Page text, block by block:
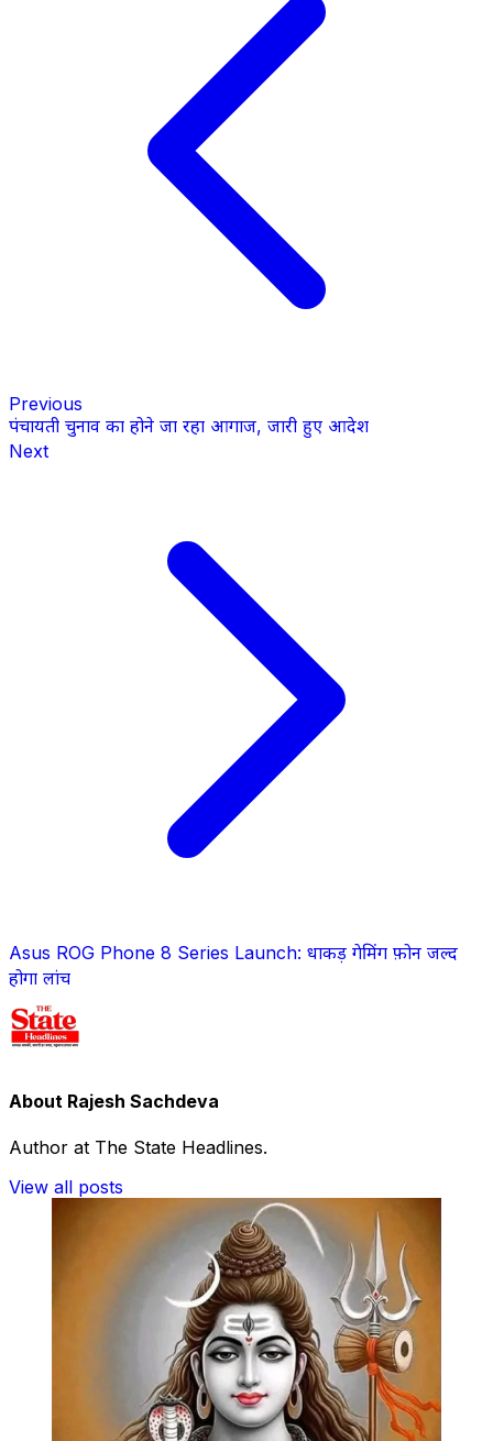
Previous
पंचायती चुनाव का होने जा रहा आगाज, जारी हुए आदेश
Next
Asus ROG Phone 8 Series Launch: धाकड़ गेमिंग फ़ोन जल्द
होगा लांच
About Rajesh Sachdeva
Author at The State Headlines.
View all posts